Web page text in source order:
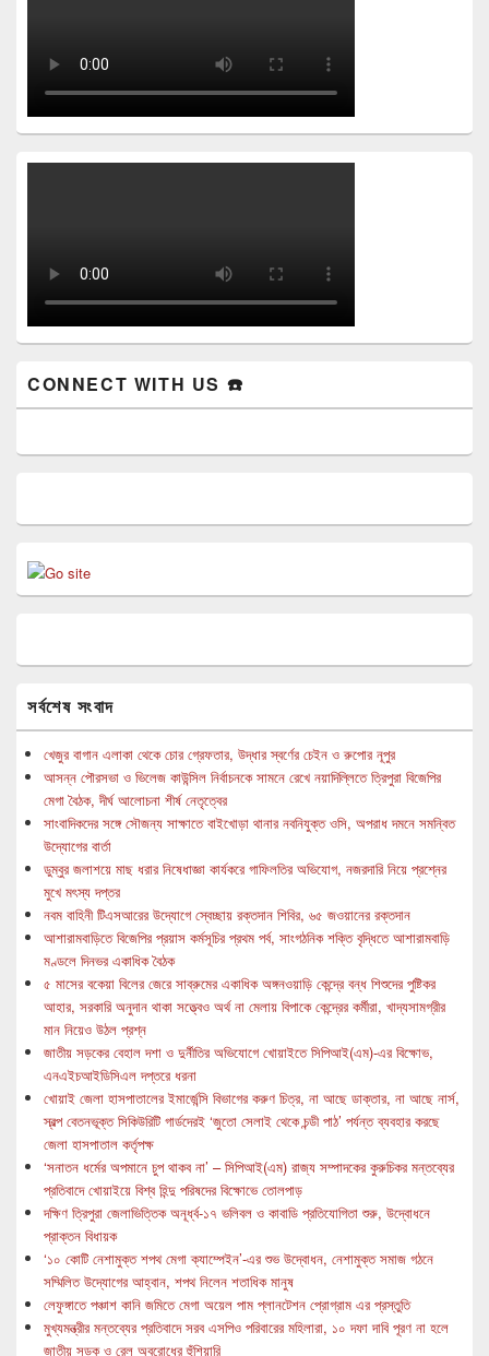
CONNECT WITH US ☎️
সর্বশেষ সংবাদ
খেজুর বাগান এলাকা থেকে চোর গ্রেফতার, উদ্ধার স্বর্ণের চেইন ও রুপোর নূপুর
আসন্ন পৌরসভা ও ভিলেজ কাউন্সিল নির্বাচনকে সামনে রেখে নয়াদিল্লিতে ত্রিপুরা বিজেপির
মেগা বৈঠক, দীর্ঘ আলোচনা শীর্ষ নেতৃত্বের
সাংবাদিকদের সঙ্গে সৌজন্য সাক্ষাতে বাইখোড়া থানার নবনিযুক্ত ওসি, অপরাধ দমনে সমন্বিত
উদ্যোগের বার্তা
ডুম্বুর জলাশয়ে মাছ ধরার নিষেধাজ্ঞা কার্যকরে গাফিলতির অভিযোগ, নজরদারি নিয়ে প্রশ্নের
মুখে মৎস্য দপ্তর
নবম বাহিনী টিএসআরের উদ্যোগে স্বেচ্ছায় রক্তদান শিবির, ৬৫ জওয়ানের রক্তদান
আশারামবাড়িতে বিজেপির প্রয়াস কর্মসূচির প্রথম পর্ব, সাংগঠনিক শক্তি বৃদ্ধিতে আশারামবাড়ি
মণ্ডলে দিনভর একাধিক বৈঠক
৫ মাসের বকেয়া বিলের জেরে সাব্রুমের একাধিক অঙ্গনওয়াড়ি কেন্দ্রে বন্ধ শিশুদের পুষ্টিকর
আহার, সরকারি অনুদান থাকা সত্ত্বেও অর্থ না মেলায় বিপাকে কেন্দ্রের কর্মীরা, খাদ্যসামগ্রীর
মান নিয়েও উঠল প্রশ্ন
জাতীয় সড়কের বেহাল দশা ও দুর্নীতির অভিযোগে খোয়াইতে সিপিআই(এম)-এর বিক্ষোভ,
এনএইচআইডিসিএল দপ্তরে ধরনা
খোয়াই জেলা হাসপাতালের ইমার্জেন্সি বিভাগের করুণ চিত্র, না আছে ডাক্তার, না আছে নার্স,
স্বল্প বেতনভূক্ত সিকিউরিটি গার্ডদেরই ‘জুতো সেলাই থেকে চন্ডী পাঠ’ পর্যন্ত ব্যবহার করছে
জেলা হাসপাতাল কর্তৃপক্ষ
‘সনাতন ধর্মের অপমানে চুপ থাকব না’ – সিপিআই(এম) রাজ্য সম্পাদকের কুরুচিকর মন্তব্যের
প্রতিবাদে খোয়াইয়ে বিশ্ব হিন্দু পরিষদের বিক্ষোভে তোলপাড়
দক্ষিণ ত্রিপুরা জেলাভিত্তিক অনূর্ধ্ব-১৭ ভলিবল ও কাবাডি প্রতিযোগিতা শুরু, উদ্বোধনে
প্রাক্তন বিধায়ক
‘১০ কোটি নেশামুক্ত শপথ মেগা ক্যাম্পেইন’-এর শুভ উদ্বোধন, নেশামুক্ত সমাজ গঠনে
সম্মিলিত উদ্যোগের আহ্বান, শপথ নিলেন শতাধিক মানুষ
লেফুঙ্গাতে পঞ্চাশ কানি জমিতে মেগা অয়েল পাম প্লানটেশন প্রোগ্রাম এর প্রস্তুতি
মুখ্যমন্ত্রীর মন্তব্যের প্রতিবাদে সরব এসপিও পরিবারের মহিলারা, ১০ দফা দাবি পূরণ না হলে
জাতীয় সড়ক ও রেল অবরোধের হুঁশিয়ারি